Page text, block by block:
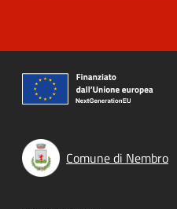
Comune di Nembro